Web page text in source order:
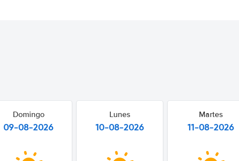
Domingo
09-08-2026
Lunes
10-08-2026
Martes
11-08-2026